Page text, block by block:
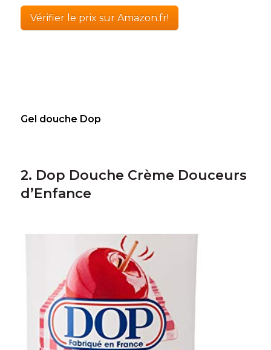
Vérifier le prix sur Amazon.fr!
Gel douche Dop
2. Dop Douche Crème Douceurs
d’Enfance